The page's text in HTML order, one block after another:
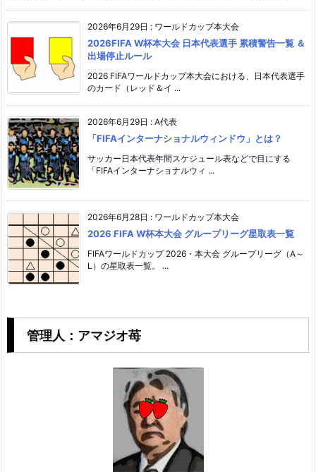
2026年6月29日 : ワールドカップ本大会
2026FIFA W杯本大会 日本代表選手 累積警告一覧 ＆
出場停止ルール
2026 FIFAワールドカップ本大会における、日本代表選手
のカード（レッド＆イ ...
2026年6月29日 : A代表
「FIFAインターナショナルウィンドウ」とは？
サッカー日本代表年間スケジュール表などで目にする
「FIFAインターナショナルウィ ...
2026年6月28日 : ワールドカップ本大会
2026 FIFA W杯本大会 グループリーグ星取表一覧
FIFAワールドカップ 2026・本大会 グループリーグ（A～
L）の星取表一覧。 ...
管理人：アマジオ苺